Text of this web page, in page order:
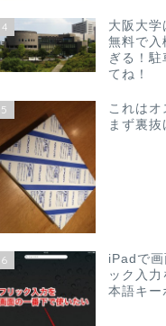
4
大阪大学
無料で入
ぎる！駐
てね！
5
これは
まず裏
6
iPadで画
ック入
本語キー